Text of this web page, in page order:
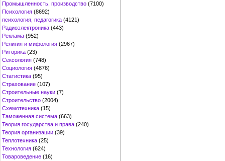
Промышленность, производство (7100)
Психология (8692)
психология, педагогика (4121)
Радиоэлектроника (443)
Реклама (952)
Религия и мифология (2967)
Риторика (23)
Сексология (748)
Социология (4876)
Статистика (95)
Страхование (107)
Строительные науки (7)
Строительство (2004)
Схемотехника (15)
Таможенная система (663)
Теория государства и права (240)
Теория организации (39)
Теплотехника (25)
Технология (624)
Товароведение (16)